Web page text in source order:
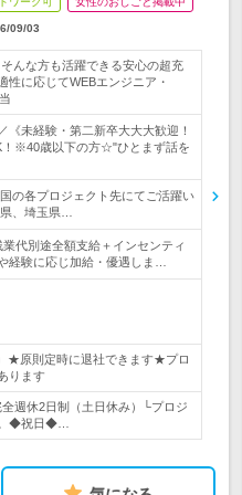
09/03
んな方も活躍できる安心の超充
性に応じてWEBエンジニア・
《未経験・第二新卒大大大歓迎！
！※40歳以下の方☆"ひとまず話を
の各プロジェクト先にてご活躍い
、埼玉県…
代別途全額支給＋インセンティ
経験に応じ加給・優遇しま…
★原則定時に退社できます★プロ
ります
週休2日制（土日休み）└プロジ
。◆祝日◆…